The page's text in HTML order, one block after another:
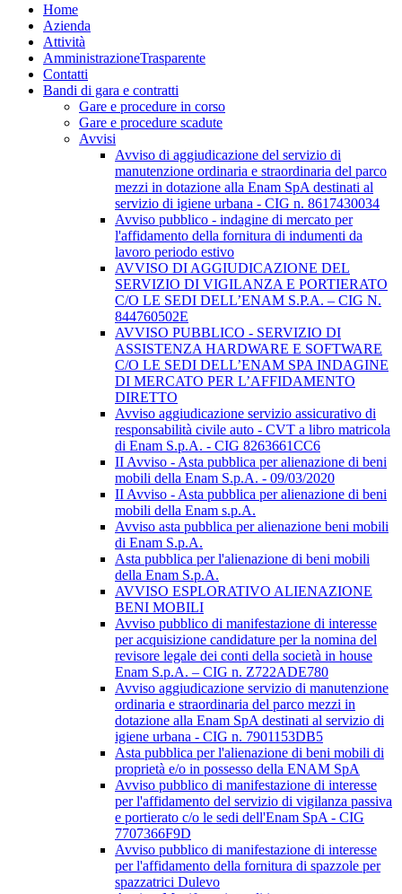
Home
Azienda
Attività
AmministrazioneTrasparente
Contatti
Bandi di gara e contratti
Gare e procedure in corso
Gare e procedure scadute
Avvisi
Avviso di aggiudicazione del servizio di
manutenzione ordinaria e straordinaria del parco
mezzi in dotazione alla Enam SpA destinati al
servizio di igiene urbana - CIG n. 8617430034
Avviso pubblico - indagine di mercato per
l'affidamento della fornitura di indumenti da
lavoro periodo estivo
AVVISO DI AGGIUDICAZIONE DEL
SERVIZIO DI VIGILANZA E PORTIERATO
C/O LE SEDI DELL’ENAM S.P.A. – CIG N.
844760502E
AVVISO PUBBLICO - SERVIZIO DI
ASSISTENZA HARDWARE E SOFTWARE
C/O LE SEDI DELL’ENAM SPA INDAGINE
DI MERCATO PER L’AFFIDAMENTO
DIRETTO
Avviso aggiudicazione servizio assicurativo di
responsabilità civile auto - CVT a libro matricola
di Enam S.p.A. - CIG 8263661CC6
II Avviso - Asta pubblica per alienazione di beni
mobili della Enam S.p.A. - 09/03/2020
II Avviso - Asta pubblica per alienazione di beni
mobili della Enam s.p.A.
Avviso asta pubblica per alienazione beni mobili
di Enam S.p.A.
Asta pubblica per l'alienazione di beni mobili
della Enam S.p.A.
AVVISO ESPLORATIVO ALIENAZIONE
BENI MOBILI
Avviso pubblico di manifestazione di interesse
per acquisizione candidature per la nomina del
revisore legale dei conti della società in house
Enam S.p.A. – CIG n. Z722ADE780
Avviso aggiudicazione servizio di manutenzione
ordinaria e straordinaria del parco mezzi in
dotazione alla Enam SpA destinati al servizio di
igiene urbana - CIG n. 7901153DB5
Asta pubblica per l'alienazione di beni mobili di
proprietà e/o in possesso della ENAM SpA
Avviso pubblico di manifestazione di interesse
per l'affidamento del servizio di vigilanza passiva
e portierato c/o le sedi dell'Enam SpA - CIG
7707366F9D
Avviso pubblico di manifestazione di interesse
per l'affidamento della fornitura di spazzole per
spazzatrici Dulevo